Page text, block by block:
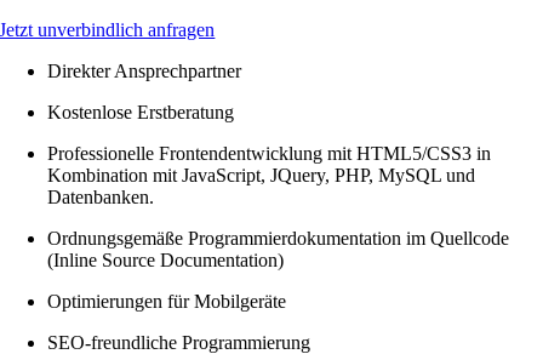
Jetzt unverbindlich anfragen
Direkter Ansprechpartner
Kostenlose Erstberatung
Professionelle Frontendentwicklung mit HTML5/CSS3 in
Kombination mit JavaScript, JQuery, PHP, MySQL und
Datenbanken.
Ordnungsgemäße Programmierdokumentation im Quellcode
(Inline Source Documentation)
Optimierungen für Mobilgeräte
SEO-freundliche Programmierung